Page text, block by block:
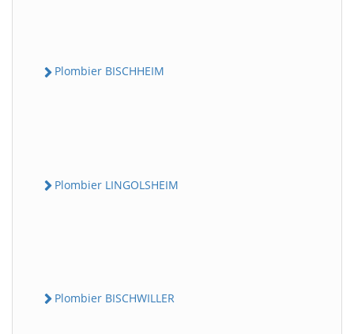
Plombier BISCHHEIM
Plombier LINGOLSHEIM
Plombier BISCHWILLER